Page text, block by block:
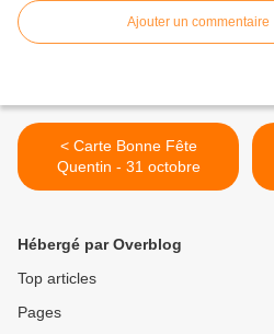
Ajouter un commentaire
< Carte Bonne Fête
Quentin - 31 octobre
Hébergé par Overblog
Top articles
Pages